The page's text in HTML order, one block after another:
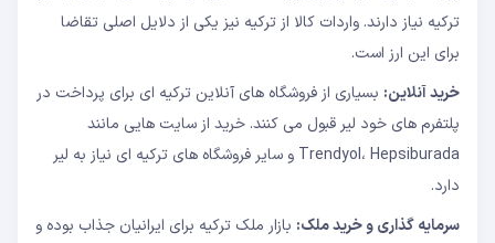
ترکیه نیاز دارند. واردات کالا از ترکیه نیز یکی از دلایل اصلی تقاضا
برای این ارز است.
خرید آنلاین: بسیاری از فروشگاه های آنلاین ترکیه ای برای پرداخت در
پلتفرم های خود لیر قبول می کنند. خرید از سایت هایی مانند
Trendyol، Hepsiburada و سایر فروشگاه های ترکیه ای نیاز به لیر
دارد.
سرمایه گذاری و خرید ملک: بازار ملک ترکیه برای ایرانیان جذاب بوده و